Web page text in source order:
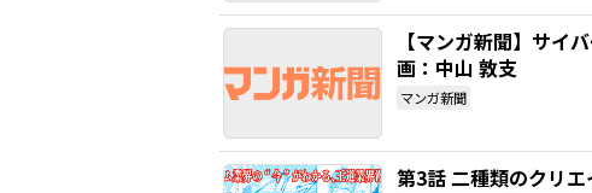
【マンガ新聞】サイ
画：中山 敦支
マンガ新聞
第3話 二種類のクリエ